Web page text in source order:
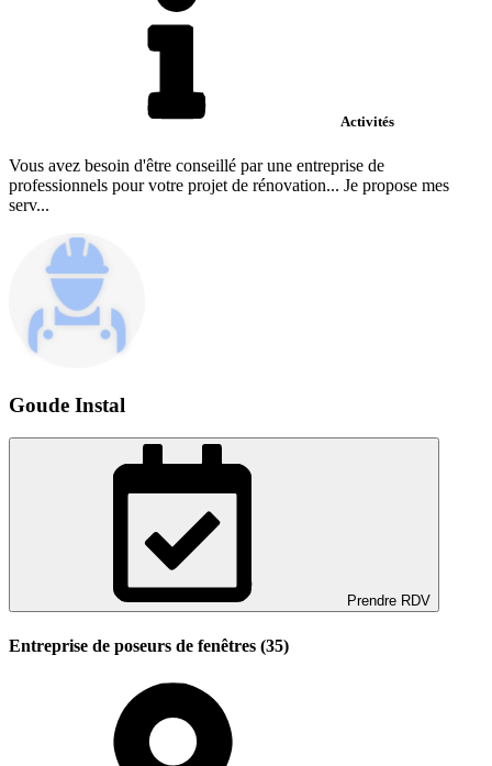
Activités
Vous avez besoin d'être conseillé par une entreprise de
professionnels pour votre projet de rénovation... Je propose mes
serv...
Goude Instal
Prendre RDV
Entreprise de poseurs de fenêtres (35)